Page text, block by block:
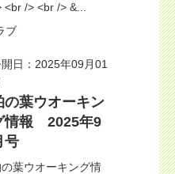
/> <br /> &...
ブ
日：2025年09月01
の葉ウオーキン
情報 2025年9
号
葉ウオーキング情